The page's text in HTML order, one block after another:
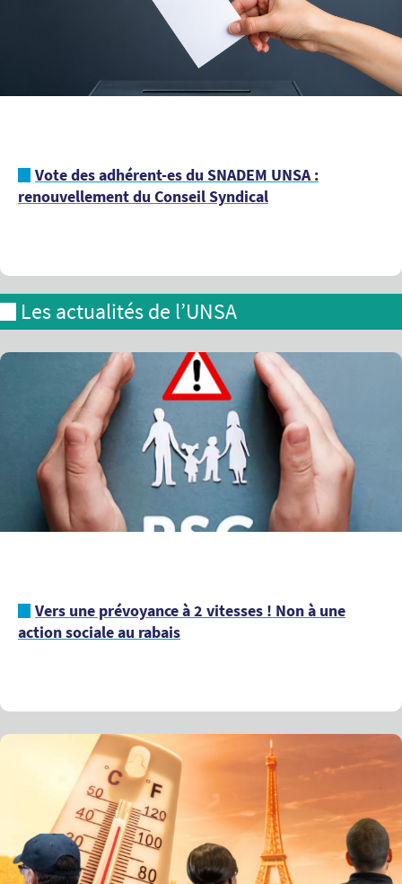
Vote des adhérent-es du SNADEM UNSA :
renouvellement du Conseil Syndical
Les actualités de l’UNSA
Vers une prévoyance à 2 vitesses ! Non à une
action sociale au rabais